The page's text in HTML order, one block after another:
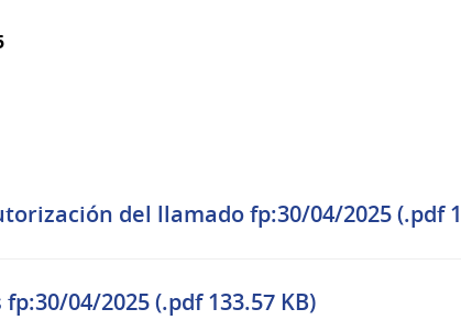
del llamado fp:30/04/2025 (.pdf
04/2025 (.pdf 133.57 KB)